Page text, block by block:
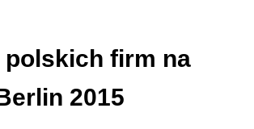
polskich firm na
2015